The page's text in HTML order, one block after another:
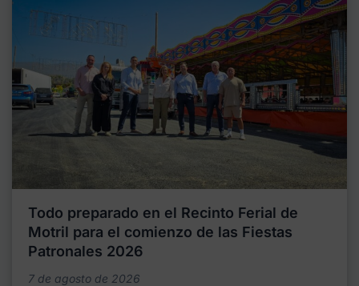
Todo preparado en el Recinto Ferial de
Motril para el comienzo de las Fiestas
Patronales 2026
7 de agosto de 2026